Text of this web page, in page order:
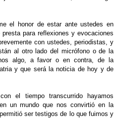
el honor de estar ante ustedes en
para reflexiones y evocaciones
con ustedes, periodistas, y
al otro lado del micrófono o de la
algo, a favor o en contra, de la
y que será la noticia de hoy y de
el tiempo transcurrido hayamos
un mundo que nos convirtió en la
ser testigos de lo que fuimos y